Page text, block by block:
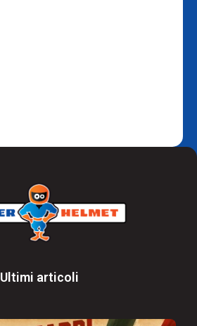
Ultimi articoli